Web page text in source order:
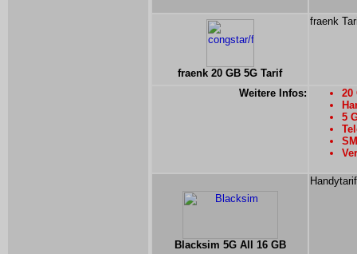
fraenk 20 GB 5G Tarif
fraenk
Weitere Infos:
20
5
Blacksim 5G All 16 GB